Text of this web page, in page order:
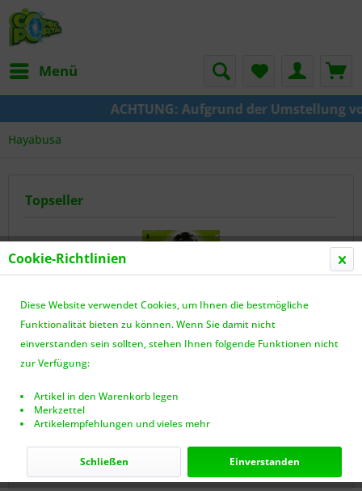
Menü
ACHTUNG: Aufgrund der Umstellung von
Hayabusa
Topseller
The Guy She Was Interested in Wasnt a Guy at...
Filtern
Cookie-Richtlinien
Diese Website verwendet Cookies, um Ihnen die bestmögliche
Funktionalität bieten zu können. Wenn Sie damit nicht
einverstanden sein sollten, stehen Ihnen folgende Funktionen nicht
zur Verfügung:
Artikel in den Warenkorb legen
Merkzettel
Artikelempfehlungen und vieles mehr
Einverstanden
Schließen